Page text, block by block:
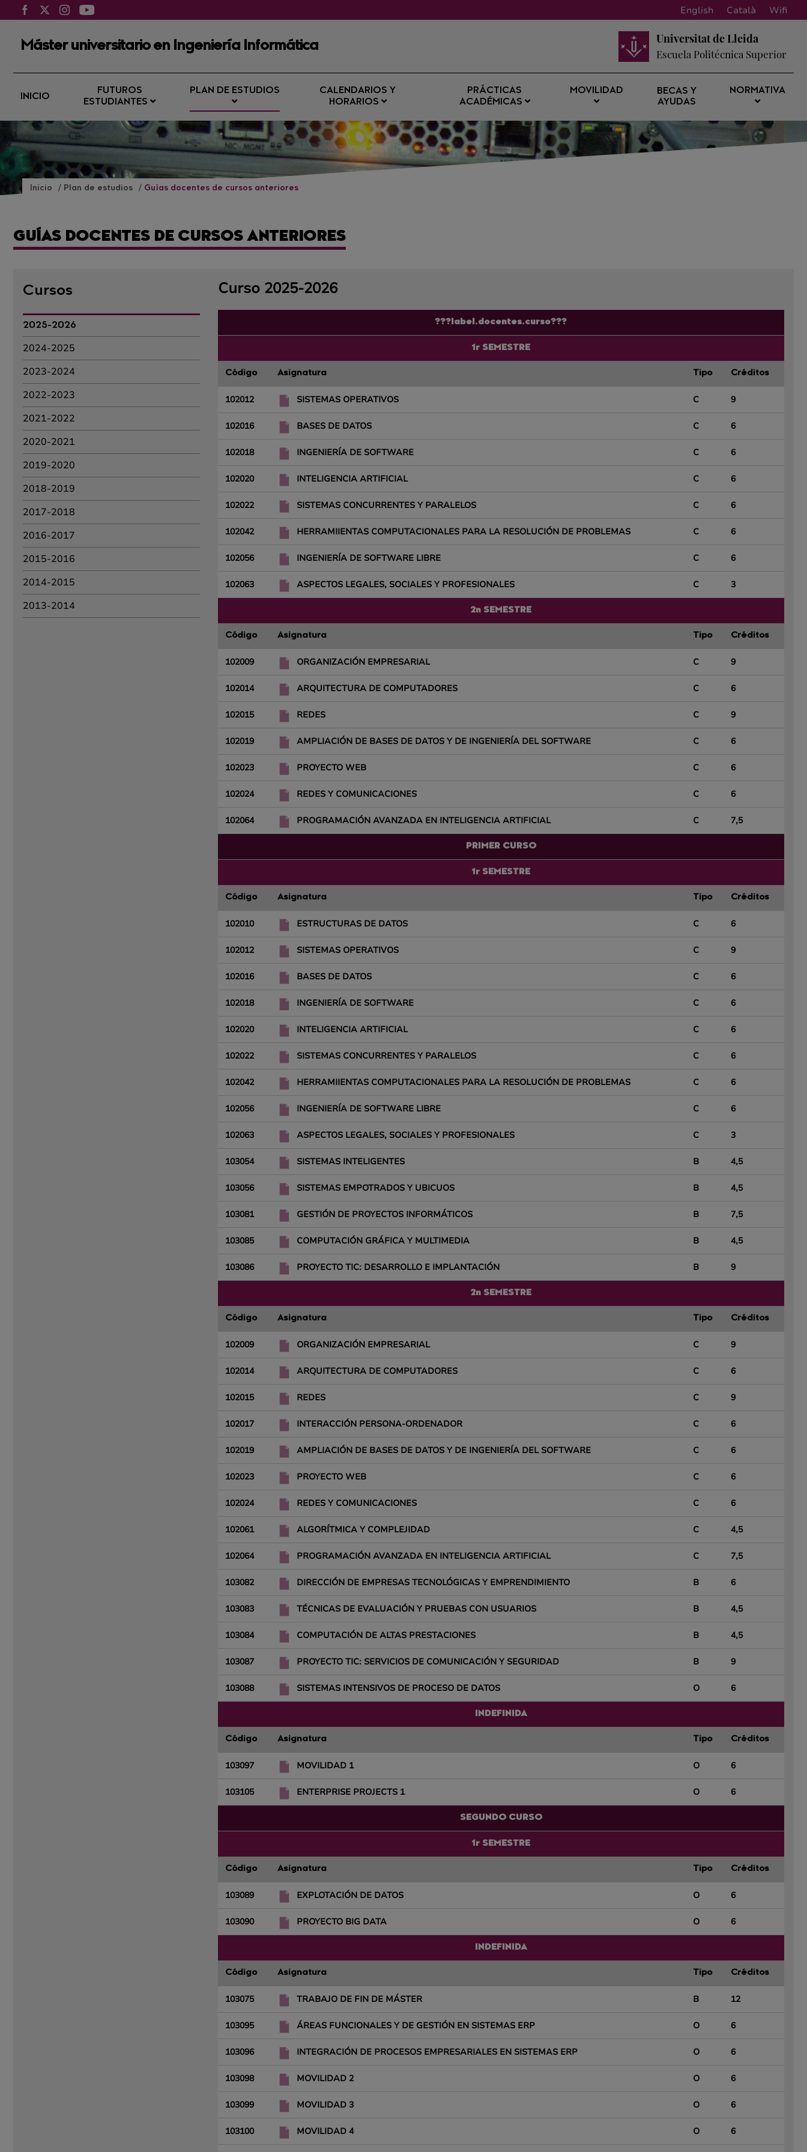
English Català Wifi
Máster universitario en Ingeniería Informática
Universitat de Lleida
Escuela Politécnica Superior
INICIO
FUTUROS
ESTUDIANTES
PLAN DE ESTUDIOS
CALENDARIOS Y
HORARIOS
PRÁCTICAS
ACADÉMICAS
MOVILIDAD
BECAS Y
AYUDAS
NORMATIVA
Inicio Plan de estudios Guías docentes de cursos anteriores
GUÍAS DOCENTES DE CURSOS ANTERIORES
Cursos
2025-2026
2024-2025
2023-2024
2022-2023
2021-2022
2020-2021
2019-2020
2018-2019
2017-2018
2016-2017
2015-2016
2014-2015
2013-2014
Curso 2025-2026
???label.docentes.curso???
1r SEMESTRE
Código Asignatura Tipo Créditos
102012 SISTEMAS OPERATIVOS C 9
102016 BASES DE DATOS C 6
102018 INGENIERÍA DE SOFTWARE C 6
102020 INTELIGENCIA ARTIFICIAL C 6
102022 SISTEMAS CONCURRENTES Y PARALELOS C 6
102042 HERRAMIIENTAS COMPUTACIONALES PARA LA RESOLUCIÓN DE PROBLEMAS C 6
102056 INGENIERÍA DE SOFTWARE LIBRE C 6
102063 ASPECTOS LEGALES, SOCIALES Y PROFESIONALES C 3
2n SEMESTRE
Código Asignatura Tipo Créditos
102009 ORGANIZACIÓN EMPRESARIAL C 9
102014 ARQUITECTURA DE COMPUTADORES C 6
102015 REDES C 9
102019 AMPLIACIÓN DE BASES DE DATOS Y DE INGENIERÍA DEL SOFTWARE C 6
102023 PROYECTO WEB C 6
102024 REDES Y COMUNICACIONES C 6
102064 PROGRAMACIÓN AVANZADA EN INTELIGENCIA ARTIFICIAL C 7,5
PRIMER CURSO
1r SEMESTRE
Código Asignatura Tipo Créditos
102010 ESTRUCTURAS DE DATOS C 6
102012 SISTEMAS OPERATIVOS C 9
102016 BASES DE DATOS C 6
102018 INGENIERÍA DE SOFTWARE C 6
102020 INTELIGENCIA ARTIFICIAL C 6
102022 SISTEMAS CONCURRENTES Y PARALELOS C 6
102042 HERRAMIIENTAS COMPUTACIONALES PARA LA RESOLUCIÓN DE PROBLEMAS C 6
102056 INGENIERÍA DE SOFTWARE LIBRE C 6
102063 ASPECTOS LEGALES, SOCIALES Y PROFESIONALES C 3
103054 SISTEMAS INTELIGENTES B 4,5
103056 SISTEMAS EMPOTRADOS Y UBICUOS B 4,5
103081 GESTIÓN DE PROYECTOS INFORMÁTICOS B 7,5
103085 COMPUTACIÓN GRÁFICA Y MULTIMEDIA B 4,5
103086 PROYECTO TIC: DESARROLLO E IMPLANTACIÓN B 9
2n SEMESTRE
Código Asignatura Tipo Créditos
102009 ORGANIZACIÓN EMPRESARIAL C 9
102014 ARQUITECTURA DE COMPUTADORES C 6
102015 REDES C 9
102017 INTERACCIÓN PERSONA-ORDENADOR C 6
102019 AMPLIACIÓN DE BASES DE DATOS Y DE INGENIERÍA DEL SOFTWARE C 6
102023 PROYECTO WEB C 6
102024 REDES Y COMUNICACIONES C 6
102061 ALGORÍTMICA Y COMPLEJIDAD C 4,5
102064 PROGRAMACIÓN AVANZADA EN INTELIGENCIA ARTIFICIAL C 7,5
103082 DIRECCIÓN DE EMPRESAS TECNOLÓGICAS Y EMPRENDIMIENTO B 6
103083 TÉCNICAS DE EVALUACIÓN Y PRUEBAS CON USUARIOS B 4,5
103084 COMPUTACIÓN DE ALTAS PRESTACIONES B 4,5
103087 PROYECTO TIC: SERVICIOS DE COMUNICACIÓN Y SEGURIDAD B 9
103088 SISTEMAS INTENSIVOS DE PROCESO DE DATOS O 6
INDEFINIDA
Código Asignatura Tipo Créditos
103097 MOVILIDAD 1 O 6
103105 ENTERPRISE PROJECTS 1 O 6
SEGUNDO CURSO
1r SEMESTRE
Código Asignatura Tipo Créditos
103089 EXPLOTACIÓN DE DATOS O 6
103090 PROYECTO BIG DATA O 6
INDEFINIDA
Código Asignatura Tipo Créditos
103075 TRABAJO DE FIN DE MÁSTER B 12
103095 ÁREAS FUNCIONALES Y DE GESTIÓN EN SISTEMAS ERP O 6
103096 INTEGRACIÓN DE PROCESOS EMPRESARIALES EN SISTEMAS ERP O 6
103098 MOVILIDAD 2 O 6
103099 MOVILIDAD 3 O 6
103100 MOVILIDAD 4 O 6